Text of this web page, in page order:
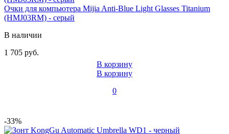
Очки для компьютера Mijia Anti-Blue Light Glasses Titanium
(HMJ03RM) - серый
В наличии
1 705 руб.
В корзину
В корзину
0
-33%